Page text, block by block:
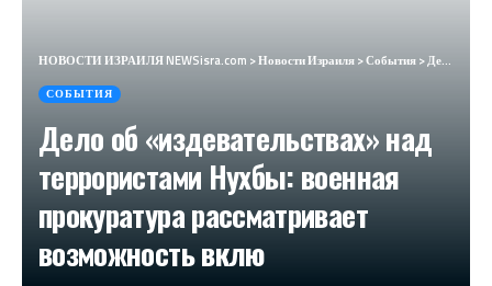
НОВОСТИ ИЗРАИЛЯ NEWSisra.com >Новости Израиля>События>Дело об «издевательствах» над террористами Нухбы: военная прокуратура рассматривает возможность вклю
СОБЫТИЯ
Дело об «издевательствах» над
террористами Нухбы: военная
прокуратура рассматривает
возможность вклю